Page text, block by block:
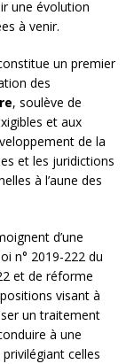
une évolution
à venir.
un premier
des
, soulève de
et aux
de la
et les juridictions
à l’aune des
d’une
n° 2019-222 du
et de réforme
visant à
un traitement
à une
celles